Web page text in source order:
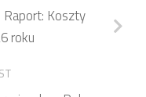
Koszty
roku